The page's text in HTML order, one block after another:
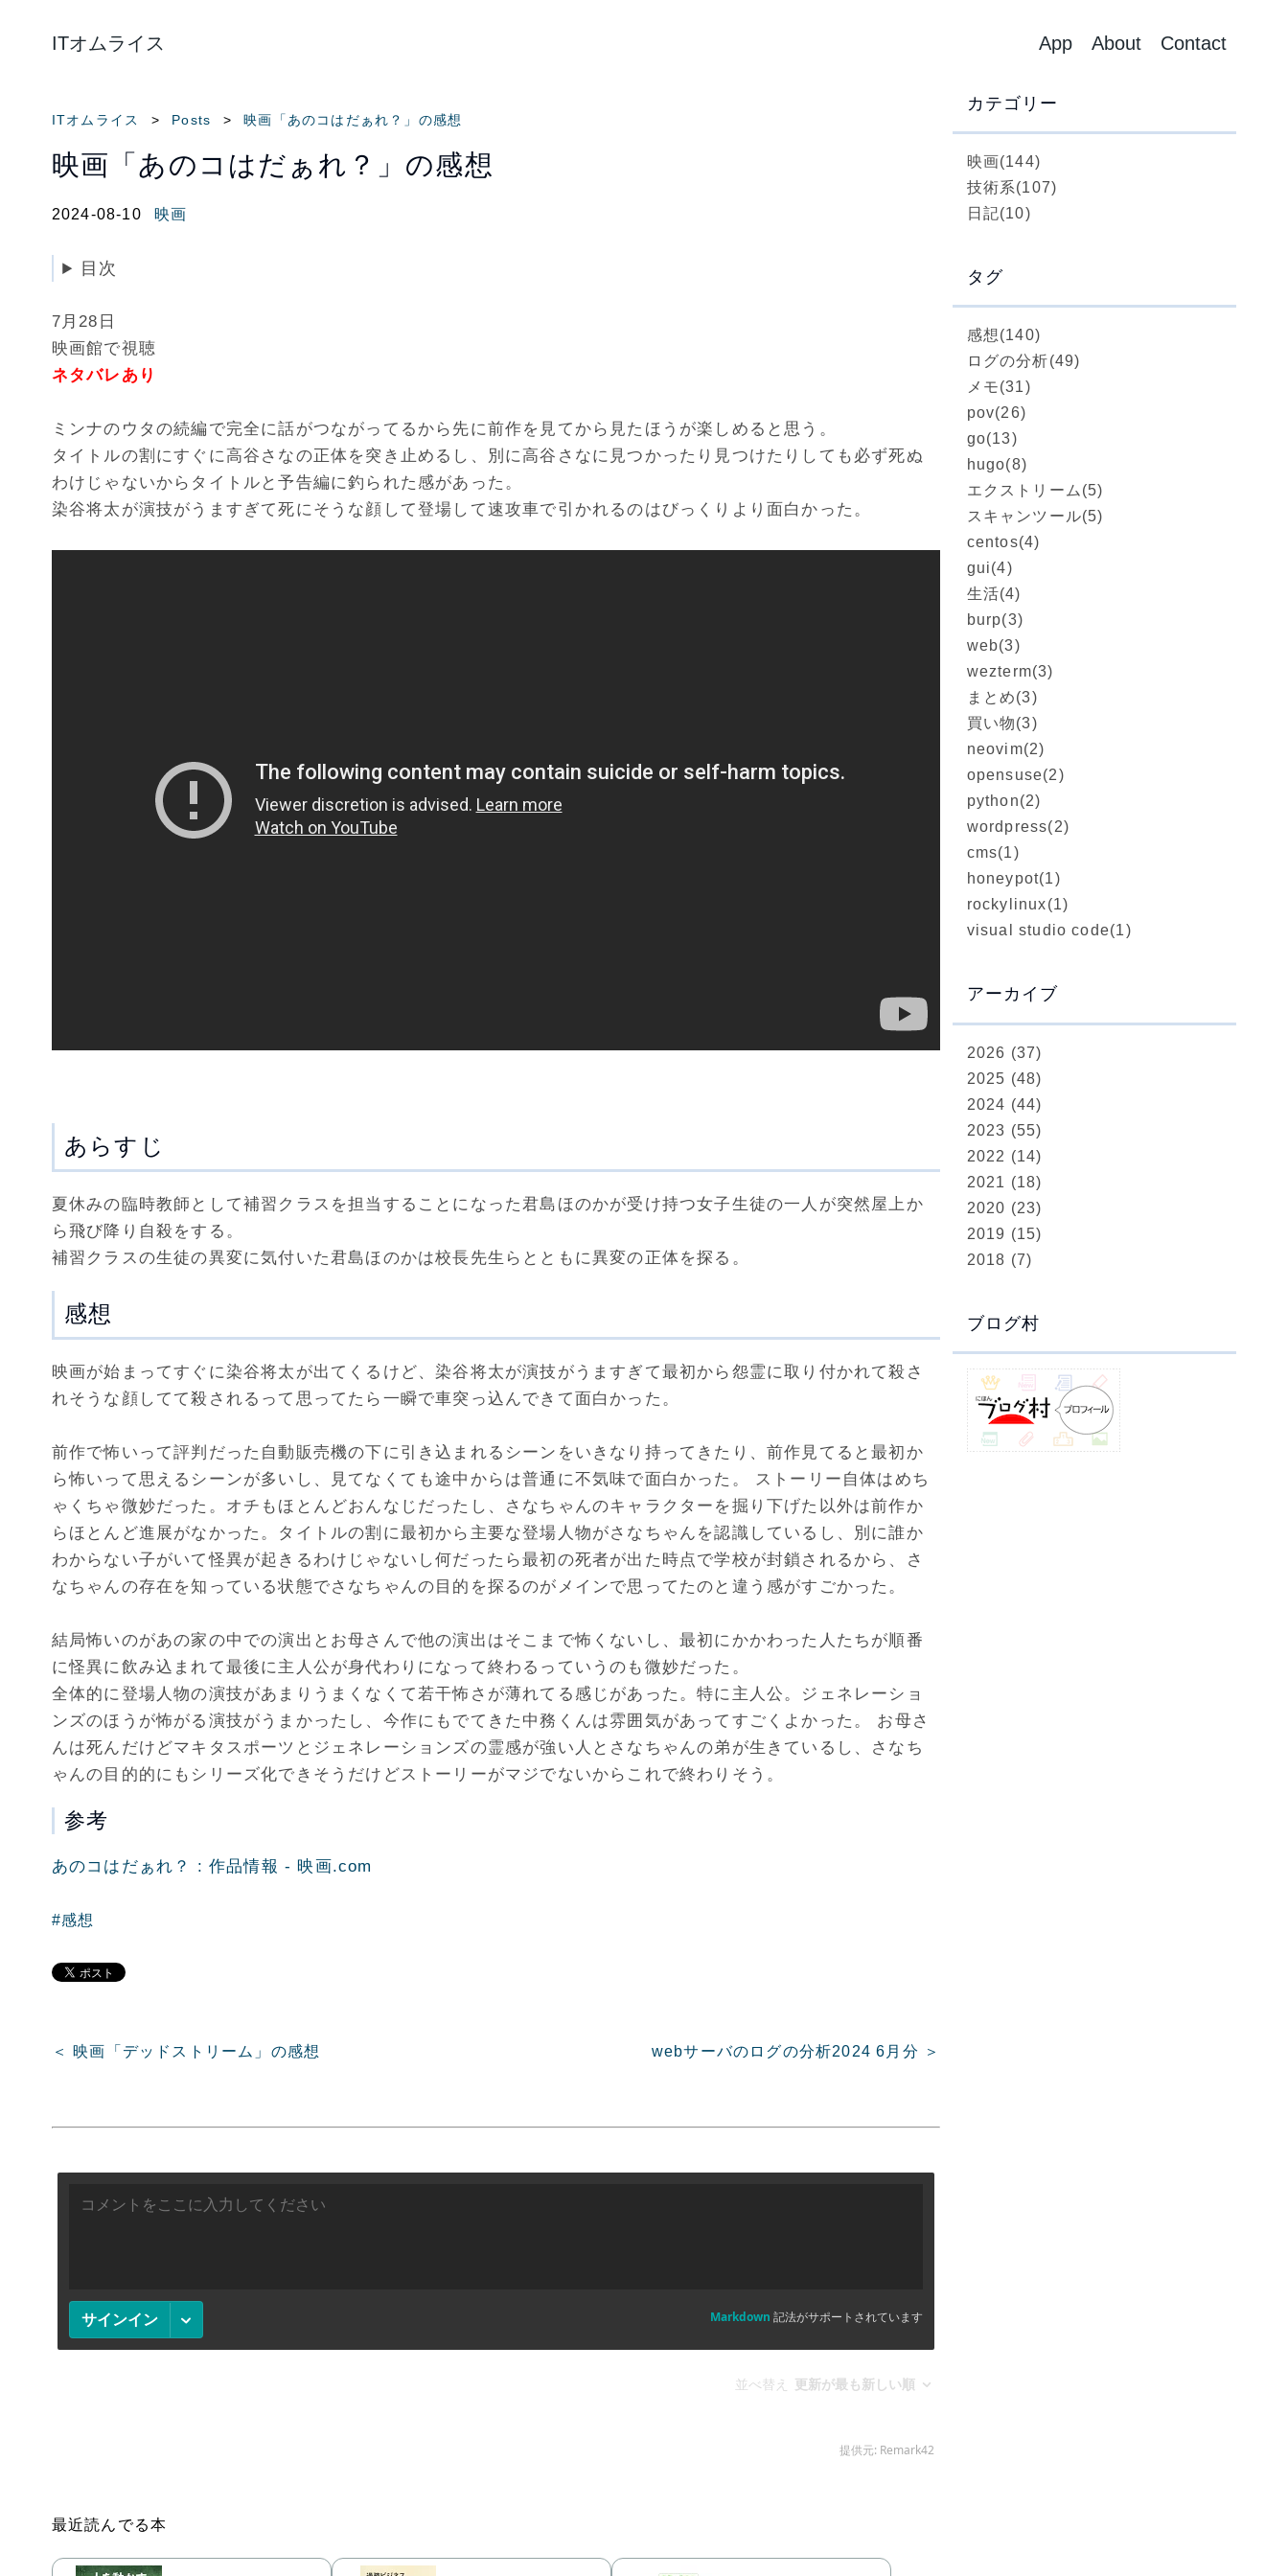
ITオムライス App About Contact
ITオムライス Posts 映画「あのコはだぁれ？」の感想
映画「あのコはだぁれ？」の感想
2024-08-10 映画
目次
7月28日
映画館で視聴
ネタバレあり
ミンナのウタの続編で完全に話がつながってるから先に前作を見てから見たほうが楽しめると思う。
タイトルの割にすぐに高谷さなの正体を突き止めるし、別に高谷さなに見つかったり見つけたりしても必ず死ぬ
わけじゃないからタイトルと予告編に釣られた感があった。
染谷将太が演技がうますぎて死にそうな顔して登場して速攻車で引かれるのはびっくりより面白かった。
あらすじ
夏休みの臨時教師として補習クラスを担当することになった君島ほのかが受け持つ女子生徒の一人が突然屋上か
ら飛び降り自殺をする。
補習クラスの生徒の異変に気付いた君島ほのかは校長先生らとともに異変の正体を探る。
感想
映画が始まってすぐに染谷将太が出てくるけど、染谷将太が演技がうますぎて最初から怨霊に取り付かれて殺さ
れそうな顔してて殺されるって思ってたら一瞬で車突っ込んできて面白かった。
前作で怖いって評判だった自動販売機の下に引き込まれるシーンをいきなり持ってきたり、前作見てると最初か
ら怖いって思えるシーンが多いし、見てなくても途中からは普通に不気味で面白かった。 ストーリー自体はめち
ゃくちゃ微妙だった。オチもほとんどおんなじだったし、さなちゃんのキャラクターを掘り下げた以外は前作か
らほとんど進展がなかった。タイトルの割に最初から主要な登場人物がさなちゃんを認識しているし、別に誰か
わからない子がいて怪異が起きるわけじゃないし何だったら最初の死者が出た時点で学校が封鎖されるから、さ
なちゃんの存在を知っている状態でさなちゃんの目的を探るのがメインで思ってたのと違う感がすごかった。
結局怖いのがあの家の中での演出とお母さんで他の演出はそこまで怖くないし、最初にかかわった人たちが順番
に怪異に飲み込まれて最後に主人公が身代わりになって終わるっていうのも微妙だった。
全体的に登場人物の演技があまりうまくなくて若干怖さが薄れてる感じがあった。特に主人公。ジェネレーショ
ンズのほうが怖がる演技がうまかったし、今作にもでてきた中務くんは雰囲気があってすごくよかった。 お母さ
んは死んだけどマキタスポーツとジェネレーションズの霊感が強い人とさなちゃんの弟が生きているし、さなち
ゃんの目的的にもシリーズ化できそうだけどストーリーがマジでないからこれで終わりそう。
参考
あのコはだぁれ？ : 作品情報 - 映画.com
#感想
＜ 映画「デッドストリーム」の感想 webサーバのログの分析2024 6月分 ＞
最近読んでる本
カテゴリー
映画(144)
技術系(107)
日記(10)
タグ
感想(140)
ログの分析(49)
メモ(31)
pov(26)
go(13)
hugo(8)
エクストリーム (5)
スキャンツール(5)
centos(4)
gui(4)
生活(4)
burp(3)
web(3)
wezterm(3)
まとめ(3)
買い物(3)
neovim(2)
opensuse(2)
python(2)
wordpress(2)
cms(1)
honeypot(1)
rockylinux(1)
visual studio code(1)
アーカイブ
2026 (37)
2025 (48)
2024 (44)
2023 (55)
2022 (14)
2021 (18)
2020 (23)
2019 (15)
2018 (7)
ブログ村